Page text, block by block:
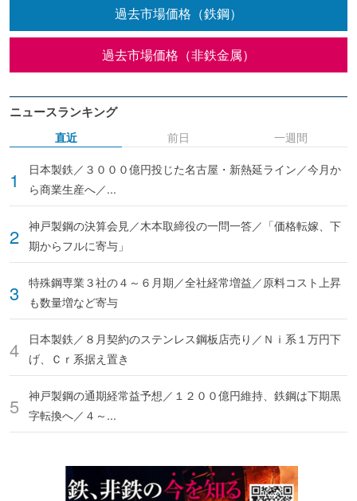
過去市場価格（鉄鋼）
過去市場価格（非鉄金属）
ニュースランキング
直近
日本製鉄／３０００億円投じた名古屋・新熱延ライン／今月か
ら商業生産へ／...
神戸製鋼の決算会見／木本取締役の一問一答／「価格転嫁、下
期からフルに寄与」
特殊鋼専業３社の４～６月期／全社経常増益／原料コスト上昇
も数量増など寄与
日本製鉄／８月契約のステンレス鋼板店売り／Ｎｉ系１万円下
げ、Ｃｒ系据え置き
神戸製鋼の通期経常益予想／１２００億円維持、鉄鋼は下期黒
字転換へ／４～...
前日 一週間